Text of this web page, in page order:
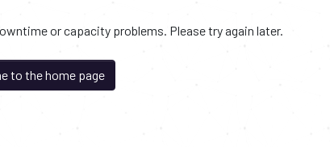
or capacity problems. Please try again later.
to the home page